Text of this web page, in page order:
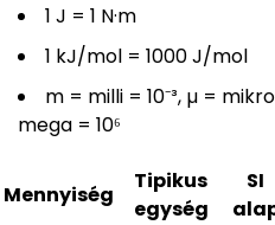
1 J = 1 N·m
1 kJ/mol = 1000 J/mol
m = milli = 10⁻³, µ =
mega = 10⁶
Mennyiség
Tipikus
egység
SI